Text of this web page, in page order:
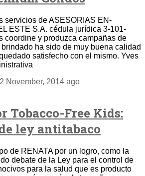
servicios de ASESORIAS EN-
ESTE S.A. cédula jurídica 3-101-
coordine y produzca campañas de
ha sido de muy buena calidad
satisfecho con el mismo. Yves
November, 2014 ago
Tobacco-Free Kids:
ley antitabaco
de RENATA por un logro, como la
debate de la Ley para el control de
para la salud que es producto